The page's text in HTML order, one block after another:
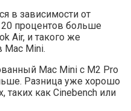
в зависимости от
процентов больше
Air, и такого же
Mini.
Mac Mini с M2 Pro
Разница уже хорошо
таких как Cinebench или